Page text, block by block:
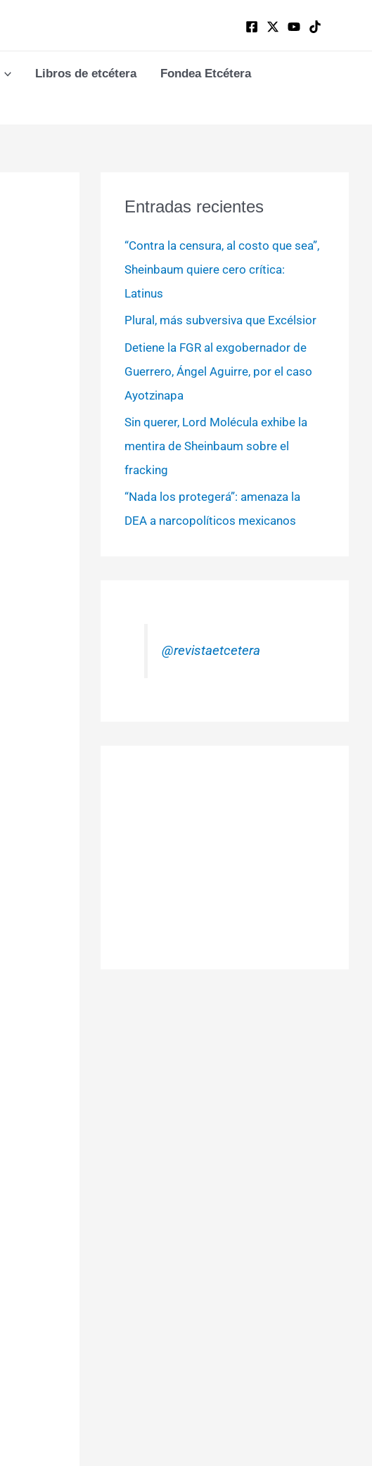
Libros de etcétera Fondea Etcétera
Entradas recientes
“Contra la censura, al costo que sea”,
Sheinbaum quiere cero crítica:
Latinus
Plural, más subversiva que Excélsior
Detiene la FGR al exgobernador de
Guerrero, Ángel Aguirre, por el caso
Ayotzinapa
Sin querer, Lord Molécula exhibe la
mentira de Sheinbaum sobre el
fracking
“Nada los protegerá”: amenaza la
DEA a narcopolíticos mexicanos
@revistaetcetera